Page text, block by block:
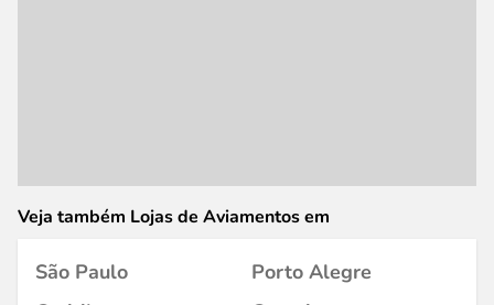
Veja também Lojas de Aviamentos em
São Paulo
Porto Alegre